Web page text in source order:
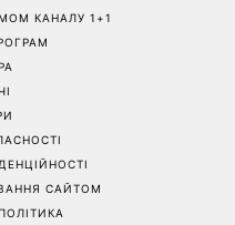
На фронті загинув Олексій
Юков — пошуковець, який
роками повертав тіла
загиблих воїнів